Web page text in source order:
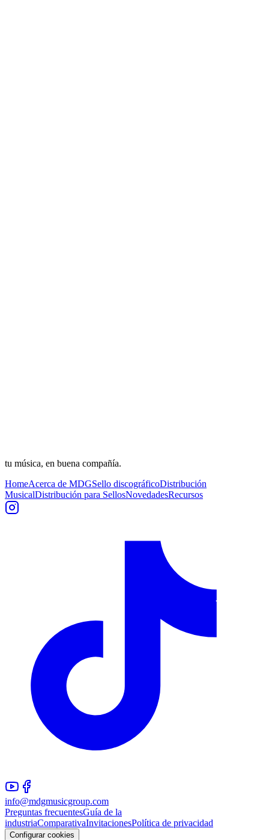
tu música, en buena compañía.
HomeAcerca de MDGSello discográficoDistribución
MusicalDistribución para SellosNovedadesRecursos
info@mdgmusicgroup.com
Preguntas frecuentesGuía de la
industriaComparativaInvitacionesPolítica de privacidad
Configurar cookies